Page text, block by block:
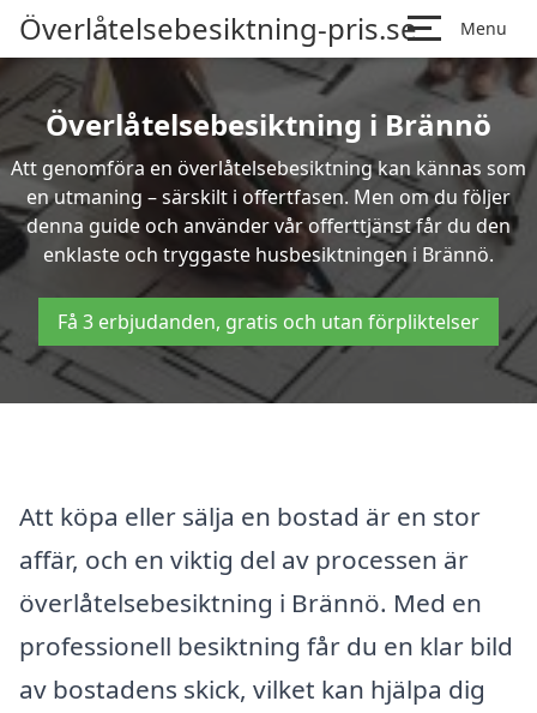
Överlåtelsebesiktning-pris.se Menu
Överlåtelsebesiktning i Brännö
Att genomföra en överlåtelsebesiktning kan kännas som
en utmaning – särskilt i offertfasen. Men om du följer
denna guide och använder vår offerttjänst får du den
enklaste och tryggaste husbesiktningen i Brännö.
Få 3 erbjudanden, gratis och utan förpliktelser
Att köpa eller sälja en bostad är en stor
affär, och en viktig del av processen är
överlåtelsebesiktning i Brännö. Med en
professionell besiktning får du en klar bild
av bostadens skick, vilket kan hjälpa dig